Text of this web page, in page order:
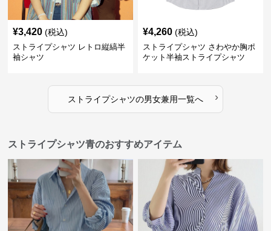
¥3,420 (税込)
ストライプシャツ レトロ縦縞半
袖シャツ
¥4,260 (税込)
ストライプシャツ さわやか胸ポ
ケット半袖ストライプシャツ
ストライプシャツの男女兼用一覧へ ›
ストライプシャツ青のおすすめアイテム